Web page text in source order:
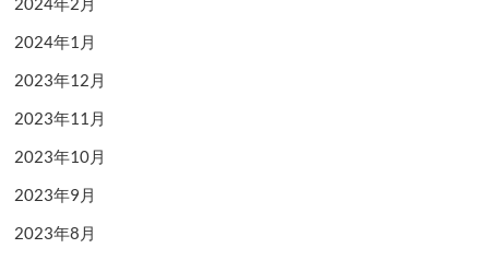
2024年1月
2023年12月
2023年11月
2023年10月
2023年9月
2023年8月